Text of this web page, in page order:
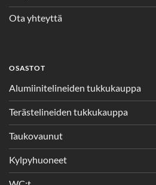
Ota yhteyttä
OSASTOT
Alumiinitelineiden tukkukauppa
Terästelineiden tukkukauppa
Taukovaunut
Kylpyhuoneet